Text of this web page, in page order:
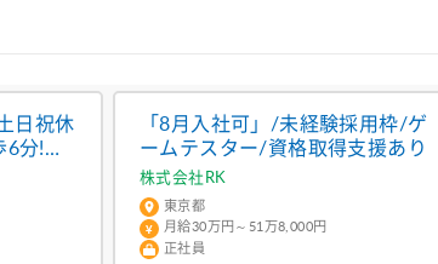
日祝休
分!残
り
「8月入社可」/未経験採用枠/ゲ
ームテスター/資格取得支援あり
株式会社RK
東京都
月給30万円～51万8,000円
正社員